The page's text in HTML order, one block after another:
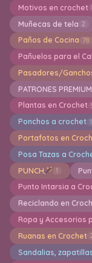
Motivos en crochet
Muñecas de tela 2
Paños de Cocina 78
Pañuelos para el
Pasadores/
PATRONES PREMIUM
Plantas en Crochet
Ponchos a crochet
Portafotos en
Posa Tazas a
PUNCH 1
Punto Intarsia a
Reciclando en
Ropa y Accesorios
Ruanas en Crochet
Sandalias,